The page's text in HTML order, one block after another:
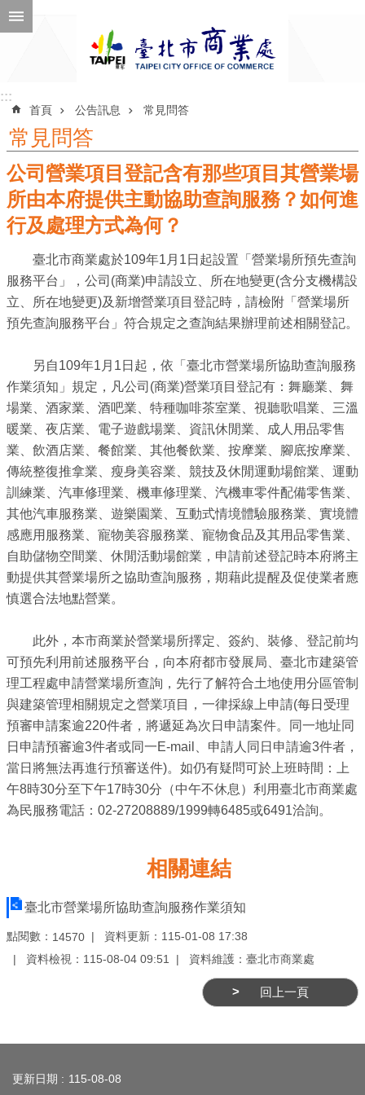
跳到主要內容區塊
公
告
訊
息
關
介
紹
務
資
訊
線
上
服
務
公
司
及
登
記
服
務
商
業
管
發
展
與
廊
::::::
首頁 公告訊息 常見問答
常見問答
公司營業項目登記含有那些項目其營業場
所由本府提供主動協助查詢服務？如何進
行及處理方式為何？
臺北市商業處於109年1月1日起設置「營業場所預先查詢
服務平台」，公司(商業)申請設立、所在地變更(含分支機構設
立、所在地變更)及新增營業項目登記時，請檢附「營業場所
預先查詢服務平台」符合規定之查詢結果辦理前述相關登記。
另自109年1月1日起，依「臺北市營業場所協助查詢服務
作業須知」規定，凡公司(商業)營業項目登記有：舞廳業、舞
場業、酒家業、酒吧業、特種咖啡茶室業、視聽歌唱業、三溫
暖業、夜店業、電子遊戲場業、資訊休閒業、成人用品零售
業、飲酒店業、餐館業、其他餐飲業、按摩業、腳底按摩業、
傳統整復推拿業、瘦身美容業、競技及休閒運動場館業、運動
訓練業、汽車修理業、機車修理業、汽機車零件配備零售業、
其他汽車服務業、遊樂園業、互動式情境體驗服務業、實境體
感應用服務業、寵物美容服務業、寵物食品及其用品零售業、
自助儲物空間業、休閒活動場館業，申請前述登記時本府將主
動提供其營業場所之協助查詢服務，期藉此提醒及促使業者應
慎選合法地點營業。
此外，本市商業於營業場所擇定、簽約、裝修、登記前均
可預先利用前述服務平台，向本府都市發展局、臺北市建築管
理工程處申請營業場所查詢，先行了解符合土地使用分區管制
與建築管理相關規定之營業項目，一律採線上申請(每日受理
預審申請案逾220件者，將遞延為次日申請案件。同一地址同
日申請預審逾3件者或同一E-mail、申請人同日申請逾3件者，
當日將無法再進行預審送件)。如仍有疑問可於上班時間：上
午8時30分至下午17時30分（中午不休息）利用臺北市商業處
為民服務電話：02-27208889/1999轉6485或6491洽詢。
相關連結
臺北市營業場所協助查詢服務作業須知
點閱數： 14570
資料更新：115-01-08 17:38
資料檢視：115-08-04 09:51
資料維護：臺北市商業處
回上一頁
更新日期 115-08-08